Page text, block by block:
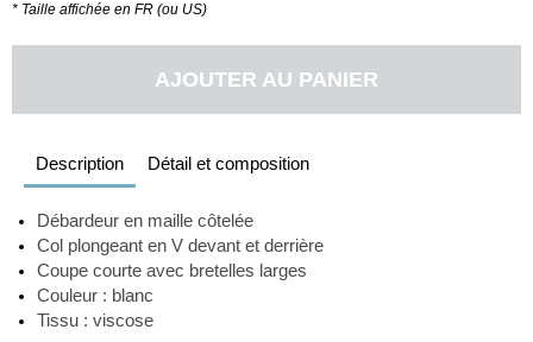
* Taille affichée en FR (ou US)
AJOUTER AU PANIER
Description Détail et composition
Débardeur en maille côtelée
Col plongeant en V devant et derrière
Coupe courte avec bretelles larges
Couleur : blanc
Tissu : viscose